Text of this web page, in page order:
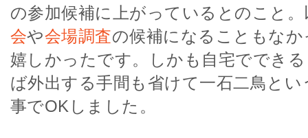
の参加候補に上がっているとのこと
会や会場調査の候補になることもな
嬉しかったです。しかも自宅ででき
ば外出する手間も省けて一石二鳥と
事でOKしました。